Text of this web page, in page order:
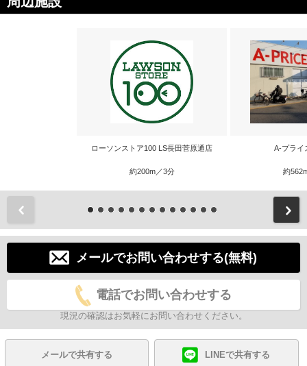
ローソンストア100 LS長田菅原通店
約200m／3分
A-プライ
約
メールでお問い合わせする(無料)
電話でお問い合わせする
現況の確認はお気軽にお問い合わせください。
メールで共有する LINEで共有する